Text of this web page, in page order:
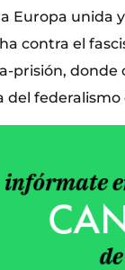
Europa unida
contra el
donde
del federalismo